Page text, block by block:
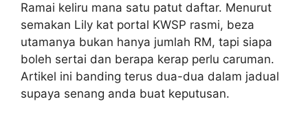
Ramai keliru mana satu patut daftar. Menurut
semakan Lily kat portal KWSP rasmi, beza
utamanya bukan hanya jumlah RM, tapi siapa
boleh sertai dan berapa kerap perlu caruman.
Artikel ini banding terus dua-dua dalam jadual
supaya senang anda buat keputusan.